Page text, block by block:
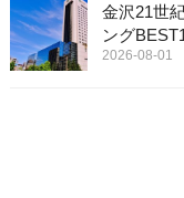
金沢21世
ング
2026-08-01